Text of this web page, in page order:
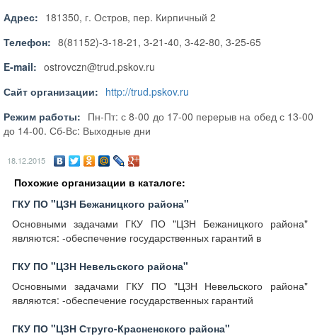
Адрес: 181350, г. Остров, пер. Кирпичный 2
Телефон: 8(81152)-3-18-21, 3-21-40, 3-42-80, 3-25-65
E-mail: ostrovczn@trud.pskov.ru
Сайт организации: http://trud.pskov.ru
Режим работы: Пн-Пт: с 8-00 до 17-00 перерыв на обед с 13-00
до 14-00. Сб-Вс: Выходные дни
18.12.2015
Похожие организации в каталоге:
ГКУ ПО "ЦЗН Бежаницкого района"
Основными задачами ГКУ ПО "ЦЗН Бежаницкого района"
являются: -обеспечение государственных гарантий в
ГКУ ПО "ЦЗН Невельского района"
Основными задачами ГКУ ПО "ЦЗН Невельского района"
являются: -обеспечение государственных гарантий
ГКУ ПО "ЦЗН Струго-Красненского района"